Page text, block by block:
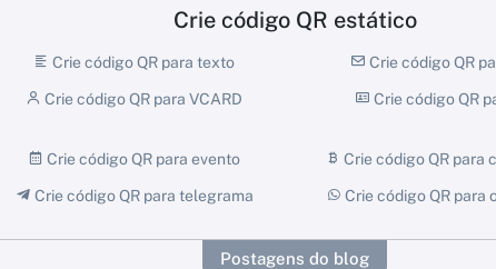
Crie código QR estático
Crie código QR para texto Crie código QR
Crie código QR para VCARD Crie código QR
Crie código QR para evento Crie código QR para
Crie código QR para telegrama Crie código QR para
Postagens do blog